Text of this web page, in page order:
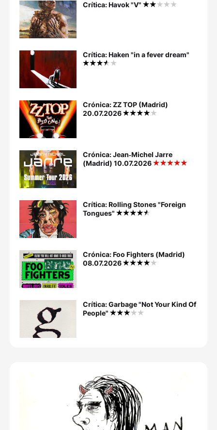
Crítica: Havok "V"
Crítica: Haken "in a fever dream"
Crónica: ZZ TOP (Madrid)
20.07.2026
Crónica: Jean‐Michel Jarre
(Madrid) 10.07.2026
Crítica: Rolling Stones "Foreign
Tongues"
Crónica: Foo Fighters (Madrid)
08.07.2026
Crítica: Garbage "Not Your Kind Of
People"